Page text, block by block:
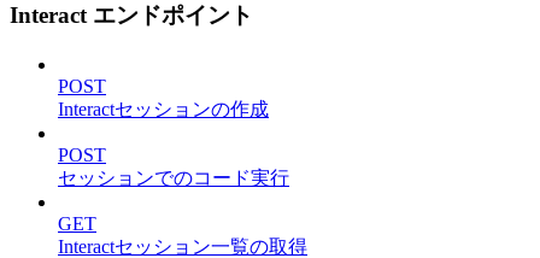
Interact エンドポイント
POST
Interactセッションの作成
POST
セッションでのコード実行
GET
Interactセッション一覧の取得